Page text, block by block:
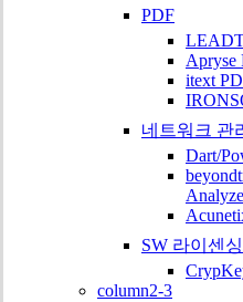
PDF
Apryse
itext
네트워크 관
Dart/
SW 라이센
column2-3